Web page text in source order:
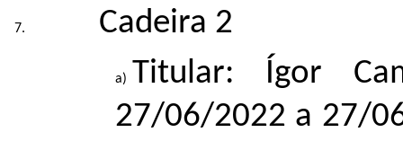
Cadeira 2
Titular: Ígor
27/06/2022 a 27/